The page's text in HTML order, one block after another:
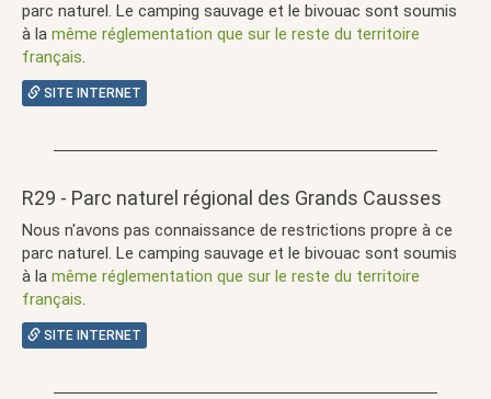
parc naturel. Le camping sauvage et le bivouac sont soumis
à la même réglementation que sur le reste du territoire
français.
SITE INTERNET
R29 - Parc naturel régional des Grands Causses
Nous n'avons pas connaissance de restrictions propre à ce
parc naturel. Le camping sauvage et le bivouac sont soumis
à la même réglementation que sur le reste du territoire
français.
SITE INTERNET